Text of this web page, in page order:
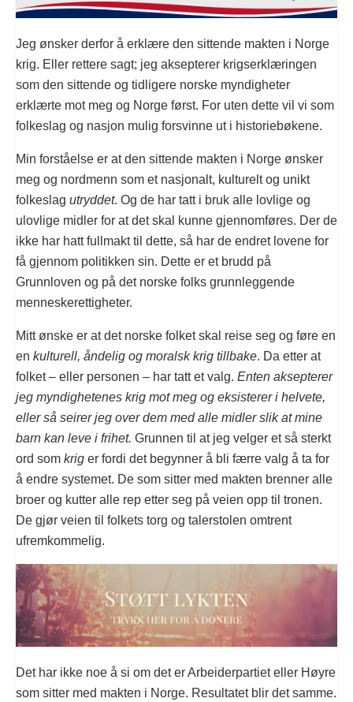
Jeg ønsker derfor å erklære den sittende makten i Norge
krig. Eller rettere sagt; jeg aksepterer krigserklæringen
som den sittende og tidligere norske myndigheter
erklærte mot meg og Norge først. For uten dette vil vi som
folkeslag og nasjon mulig forsvinne ut i historiebøkene.
Min forståelse er at den sittende makten i Norge ønsker
meg og nordmenn som et nasjonalt, kulturelt og unikt
folkeslag utryddet. Og de har tatt i bruk alle lovlige og
ulovlige midler for at det skal kunne gjennomføres. Der de
ikke har hatt fullmakt til dette, så har de endret lovene for
få gjennom politikken sin. Dette er et brudd på
Grunnloven og på det norske folks grunnleggende
menneskerettigheter.
Mitt ønske er at det norske folket skal reise seg og føre en
en kulturell, åndelig og moralsk krig tillbake. Da etter at
folket – eller personen – har tatt et valg. Enten aksepterer
jeg myndighetenes krig mot meg og eksisterer i helvete,
eller så seirer jeg over dem med alle midler slik at mine
barn kan leve i frihet. Grunnen til at jeg velger et så sterkt
ord som krig er fordi det begynner å bli færre valg å ta for
å endre systemet. De som sitter med makten brenner alle
broer og kutter alle rep etter seg på veien opp til tronen.
De gjør veien til folkets torg og talerstolen omtrent
ufremkommelig.
Det har ikke noe å si om det er Arbeiderpartiet eller Høyre
som sitter med makten i Norge. Resultatet blir det samme.